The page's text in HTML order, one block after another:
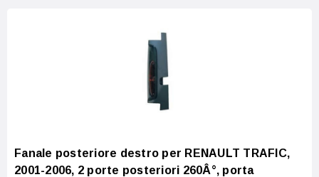
Fanale posteriore destro per RENAULT TRAFIC,
2001-2006, 2 porte posteriori 260Â°, porta